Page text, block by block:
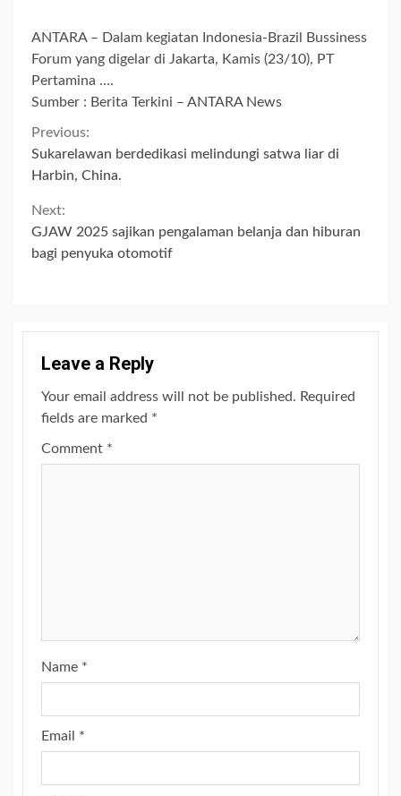
ANTARA – Dalam kegiatan Indonesia-Brazil Bussiness
Forum yang digelar di Jakarta, Kamis (23/10), PT
Pertamina ….
Sumber : Berita Terkini – ANTARA News
Continue
Reading
Previous:
Sukarelawan berdedikasi melindungi satwa liar di
Harbin, China.
Next:
GJAW 2025 sajikan pengalaman belanja dan hiburan
bagi penyuka otomotif
Leave a Reply
Your email address will not be published. Required
fields are marked *
Comment *
Name *
Email *